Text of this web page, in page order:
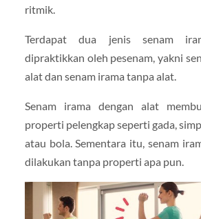
ritmik.
Terdapat dua jenis senam
dipraktikkan oleh pesenam, yakni
alat dan senam irama tanpa alat.
Senam irama dengan alat
properti pelengkap seperti gada,
atau bola. Sementara itu, senam
dilakukan tanpa properti apa pun.